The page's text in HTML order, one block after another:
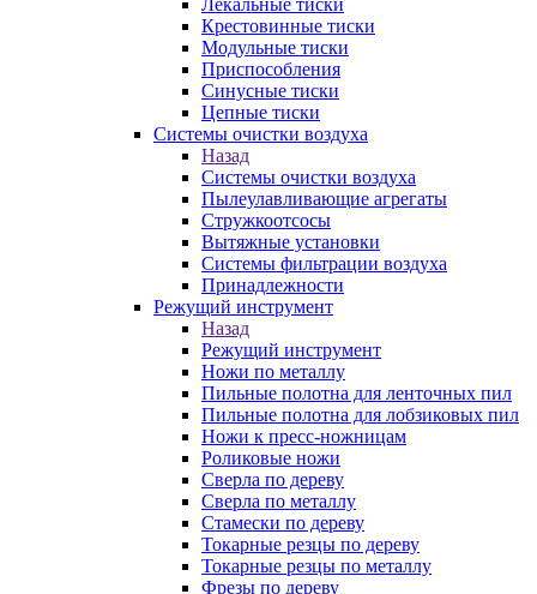
Лекальные тиски
Крестовинные тиски
Модульные тиски
Приспособления
Синусные тиски
Цепные тиски
Системы очистки воздуха
Назад
Системы очистки воздуха
Пылеулавливающие агрегаты
Стружкоотсосы
Вытяжные установки
Системы фильтрации воздуха
Принадлежности
Режущий инструмент
Назад
Режущий инструмент
Ножи по металлу
Пильные полотна для ленточных пил
Пильные полотна для лобзиковых пил
Ножи к пресс-ножницам
Роликовые ножи
Сверла по дереву
Сверла по металлу
Стамески по дереву
Токарные резцы по дереву
Токарные резцы по металлу
Фрезы по дереву